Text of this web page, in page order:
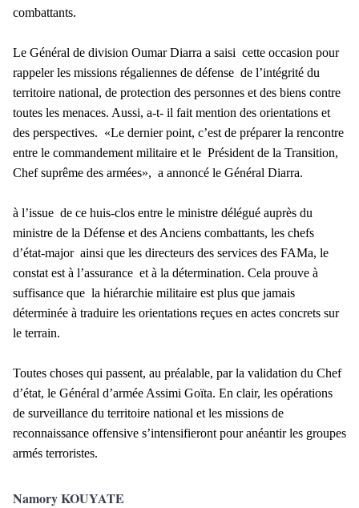
combattants.
Le Général de division Oumar Diarra a saisi cette occasion pour
rappeler les missions régaliennes de défense de l’intégrité du
territoire national, de protection des personnes et des biens contre
toutes les menaces. Aussi, a-t- il fait mention des orientations et
des perspectives. «Le dernier point, c’est de préparer la rencontre
entre le commandement militaire et le Président de la Transition,
Chef suprême des armées», a annoncé le Général Diarra.
à l’issue de ce huis-clos entre le ministre délégué auprès du
ministre de la Défense et des Anciens combattants, les chefs
d’état-major ainsi que les directeurs des services des FAMa, le
constat est à l’assurance et à la détermination. Cela prouve à
suffisance que la hiérarchie militaire est plus que jamais
déterminée à traduire les orientations reçues en actes concrets sur
le terrain.
Toutes choses qui passent, au préalable, par la validation du Chef
d’état, le Général d’armée Assimi Goïta. En clair, les opérations
de surveillance du territoire national et les missions de
reconnaissance offensive s’intensifieront pour anéantir les groupes
armés terroristes.
Namory KOUYATE